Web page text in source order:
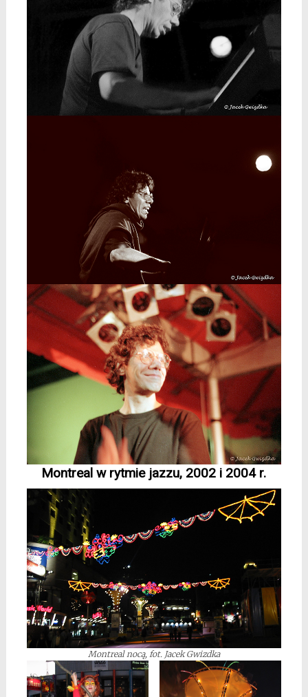
Montreal w rytmie jazzu, 2002 i 2004 r.
Montreal nocą, fot. Jacek Gwizdka